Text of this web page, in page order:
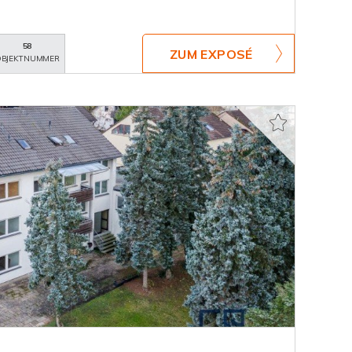
58
ZUM EXPOSÉ